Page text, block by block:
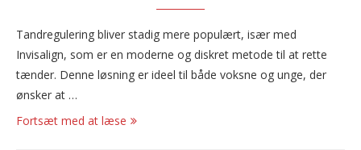
Tandregulering bliver stadig mere populært, især med
Invisalign, som er en moderne og diskret metode til at rette
tænder. Denne løsning er ideel til både voksne og unge, der
ønsker at …
Fortsæt med at læse